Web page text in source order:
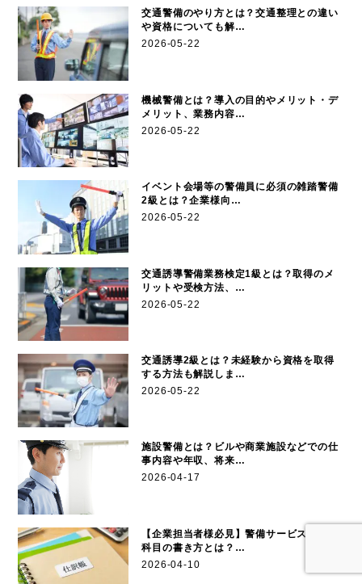
交通警備のやり方とは？交通整理との違い
や資格についても解…
2026-05-22
機械警備とは？導入の目的やメリット・デ
メリット、業務内容…
2026-05-22
イベント会場等の警備員に必須の雑踏警備
2級とは？企業様向…
2026-05-22
交通誘導警備業務検定1級とは？取得のメ
リットや受検方法、…
2026-05-22
交通誘導2級とは？未経験から資格を取得
する方法も解説しま…
2026-05-22
施設警備とは？ビルや商業施設などでの仕
事内容や年収、将来…
2026-04-17
【企業担当者様必見】警備サービスの勘定
科目の書き方とは？…
2026-04-10